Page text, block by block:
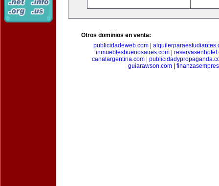
Otros dominios en venta:
publicidadeweb.com|
inmueblesbuenosaires.com
canalargentina.com|
guiarawson.com|